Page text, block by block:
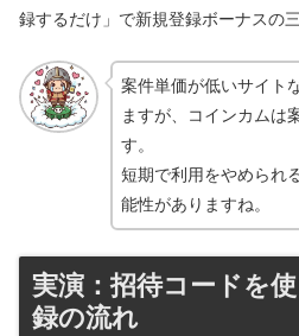
録するだけ」で新規登録ボーナスの
案件単価が低いサイト
ますが、コインカムは
す。
短期で利用をやめられ
能性がありますね。
実演：招待コードを
録の流れ